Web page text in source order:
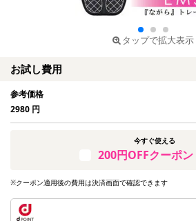
タップで拡大表示
お試し費用
参考価格
2980 円
今すぐ使える
200円OFFクーポン
※クーポン適用後の費用は決済画面で確認できます